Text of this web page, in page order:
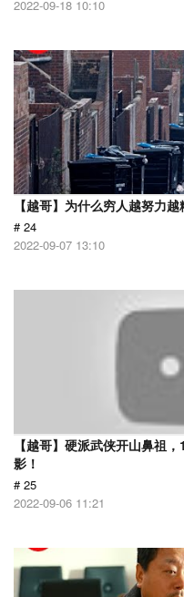
2022-09-18 10:10
【越哥】为什么穷人越努力
# 24
2022-09-07 13:10
【越哥】硬派武侠开山鼻祖
影！
# 25
2022-09-06 11:21